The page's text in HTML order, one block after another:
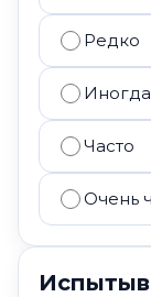
Редко
Иногда
Часто
Очень